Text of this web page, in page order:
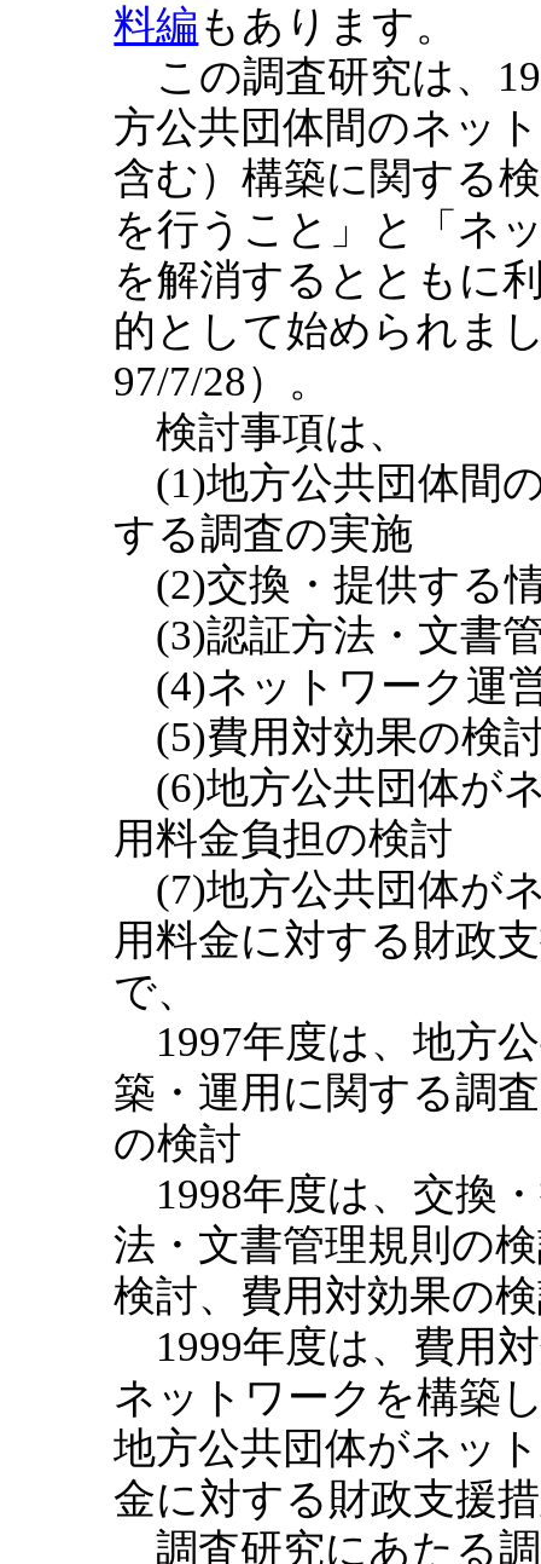
料編もあります。
この調査研究は、
方公共団体間のネッ
含む）構築に関する
を行うこと」と「ネ
を解消するとともに
的として始められま
97/7/28）。
検討事項は、
(1)地方公共団体間
する調査の実施
(2)交換・提供する
(3)認証方法・文書
(4)ネットワーク運
(5)費用対効果の検
(6)地方公共団体が
用料金負担の検討
(7)地方公共団体が
用料金に対する財政
で、
1997年度は、地方
築・運用に関する調
の検討
1998年度は、交換
法・文書管理規則の
検討、費用対効果の
1999年度は、費用
ネットワークを構築
地方公共団体がネッ
金に対する財政支援
調査研究にあたる